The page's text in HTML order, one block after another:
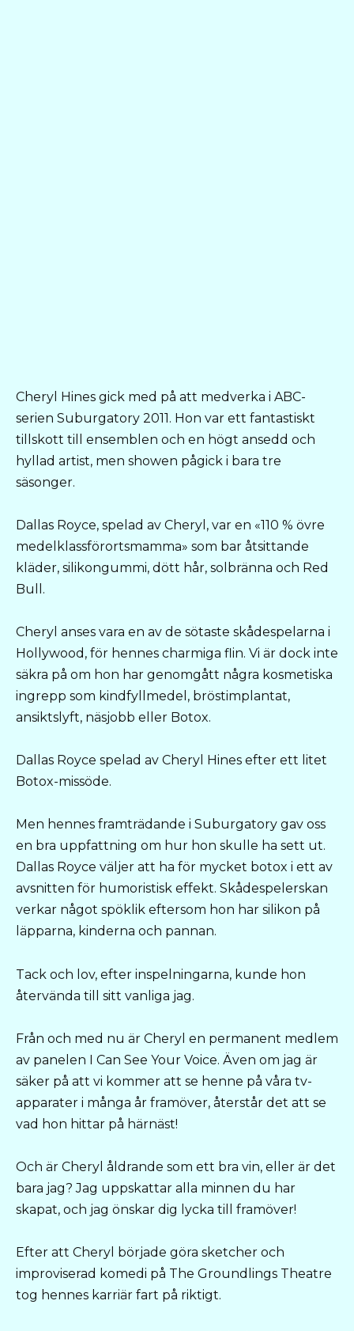
Cheryl Hines gick med på att medverka i ABC-
serien Suburgatory 2011. Hon var ett fantastiskt
tillskott till ensemblen och en högt ansedd och
hyllad artist, men showen pågick i bara tre
säsonger.
Dallas Royce, spelad av Cheryl, var en «110 % övre
medelklassförortsmamma» som bar åtsittande
kläder, silikongummi, dött hår, solbränna och Red
Bull.
Cheryl anses vara en av de sötaste skådespelarna i
Hollywood, för hennes charmiga flin. Vi är dock inte
säkra på om hon har genomgått några kosmetiska
ingrepp som kindfyllmedel, bröstimplantat,
ansiktslyft, näsjobb eller Botox.
Dallas Royce spelad av Cheryl Hines efter ett litet
Botox-missöde.
Men hennes framträdande i Suburgatory gav oss
en bra uppfattning om hur hon skulle ha sett ut.
Dallas Royce väljer att ha för mycket botox i ett av
avsnitten för humoristisk effekt. Skådespelerskan
verkar något spöklik eftersom hon har silikon på
läpparna, kinderna och pannan.
Tack och lov, efter inspelningarna, kunde hon
återvända till sitt vanliga jag.
Från och med nu är Cheryl en permanent medlem
av panelen I Can See Your Voice. Även om jag är
säker på att vi kommer att se henne på våra tv-
apparater i många år framöver, återstår det att se
vad hon hittar på härnäst!
Och är Cheryl åldrande som ett bra vin, eller är det
bara jag? Jag uppskattar alla minnen du har
skapat, och jag önskar dig lycka till framöver!
Efter att Cheryl började göra sketcher och
improviserad komedi på The Groundlings Theatre
tog hennes karriär fart på riktigt.